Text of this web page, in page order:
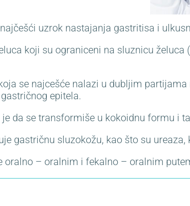
uzrok nastajanja gastritisa i
koji su ograniceni na sluznicu želuca
se najcešće nalazi u dubljim
epitela.
da se transformiše u kokoidnu formu i
gastričnu sluzokožu, kao što su ureaza,
oralno – oralnim i fekalno – oralnim